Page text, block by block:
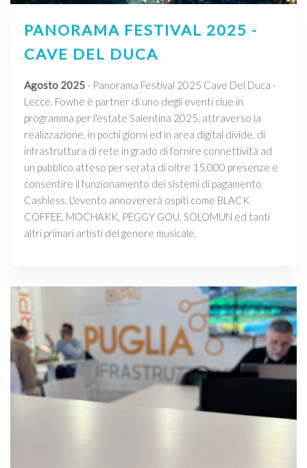
PANORAMA FESTIVAL 2025 -
CAVE DEL DUCA
Agosto 2025- Panorama Festival 2025 Cave Del Duca -
Lecce. Fowhe è partner di uno degli eventi clue in
programma per l'estate Salentina 2025, attraverso la
realizzazione, in pochi giorni ed in area digital divide, di
infrastruttura di rete in grado di fornire connettività ad
un pubblico atteso per serata di oltre 15.000 presenze e
consentire il funzionamento dei sistemi di pagamento
Cashless. L'evento annovererà ospiti come BLACK
COFFEE, MOCHAKK, PEGGY GOU, SOLOMUN ed tanti
altri primari artisti del genere musicale.